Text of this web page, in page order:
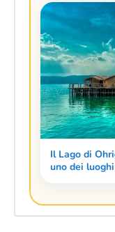
Il Lago di
uno dei